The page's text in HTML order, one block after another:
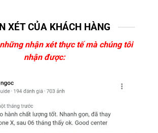
XÉT CỦA KHÁCH HÀNG
nhận xét thực tế mà chúng tôi
nhận được: